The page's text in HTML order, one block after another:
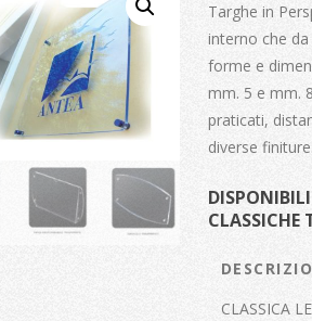
Targhe in
interno che
forme e
mm. 5 e mm.
praticati,
diverse finiture.
CLASSICHE
CLASSICA